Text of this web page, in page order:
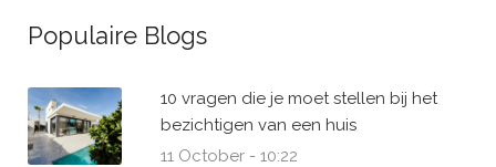
Populaire Blogs
10 vragen die je moet stellen bij het
bezichtigen van een huis
11 October - 10:22